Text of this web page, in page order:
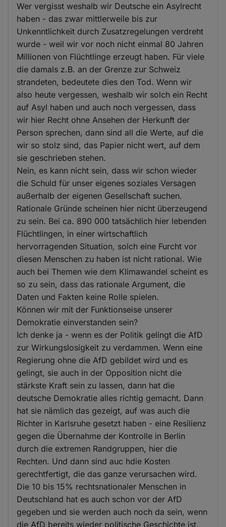
Wer vergisst weshalb wir Deutsche ein Asylrecht
haben - das zwar mittlerweile bis zur
Unkenntlichkeit durch Zusatzregelungen verdreht
wurde - weil wir vor noch nicht einmal 80 Jahren
Millionen von Flüchtlinge erzeugt haben. Für viele
die damals z.B. an der Grenze zur Schweiz
strandeten, bedeutete dies den Tod. Wenn wir
also heute vergessen, weshalb wir solch ein Recht
auf Asyl haben und auch noch vergessen, dass
wir hier Recht ohne Ansehen der Herkunft der
Person sprechen, dann sind all die Werte, auf die
wir so stolz sind, das Papier nicht wert, auf dem
sie geschrieben stehen.
Nein, es kann nicht sein, dass wir schon wieder
die Schuld für unser eigenes soziales Versagen
außerhalb der eigenen Gesellschaft suchen.
Rationale Gründe scheinen hier nicht überzeugend
zu sein. Bei ca. 890 000 tatsächlich hier lebenden
Flüchtlingen, in einer wirtschaftlich
hervorragenden Situation, solch eine Furcht vor
diesen Menschen zu haben ist nicht rational. Wie
auch bei Themen wie dem Klimawandel scheint es
so zu sein, dass das rationale Argument, die
Daten und Fakten keine Rolle spielen.
Können wir mit der Funktionseise unserer
Demokratie einverstanden sein?
Ich denke ja - wenn es der Politik gelingt die AfD
zur Wirkungslosigkeit zu verdammen. Wenn eine
Regierung ohne die AfD gebildet wird und es
gelingt, sie auch in der Opposition nicht die
stärkste Kraft sein zu lassen, dann hat die
deutsche Demokratie alles richtig gemacht. Dann
hat sie nämlich das gezeigt, auf was auch die
Richter in Karlsruhe gesetzt haben - eine Resilienz
gegen die Übernahme der Kontrolle in Berlin
durch die extremen Randgruppen, hier die
Rechten. Und dann sind auc hdie Kosten
gerechtfertigt, die das ganze verursachen wird.
Die 10 bis 15% rechtsnationaler Menschen in
Deutschland hat es auch schon vor der AfD
gegeben und sie werden auch noch da sein, wenn
die AfD bereits wieder politische Geschichte ist.